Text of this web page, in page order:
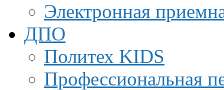
Электронная
ДПО
Политех KIDS
Профессиональная